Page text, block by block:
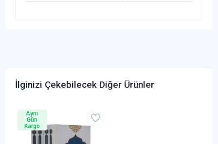
İlginizi Çekebilecek Diğer Ürünler
Aynı
Gün
Kargo